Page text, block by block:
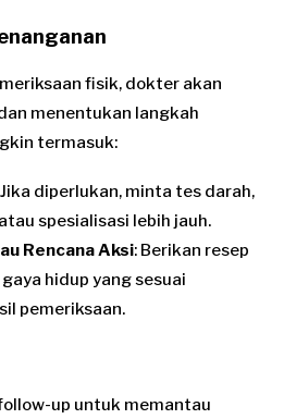
fisik, dokter akan
menentukan langkah
termasuk:
Jika diperlukan, minta tes darah,
spesialisasi lebih jauh.
Rencana Aksi: Berikan resep
hidup yang sesuai
pemeriksaan.
up untuk memantau